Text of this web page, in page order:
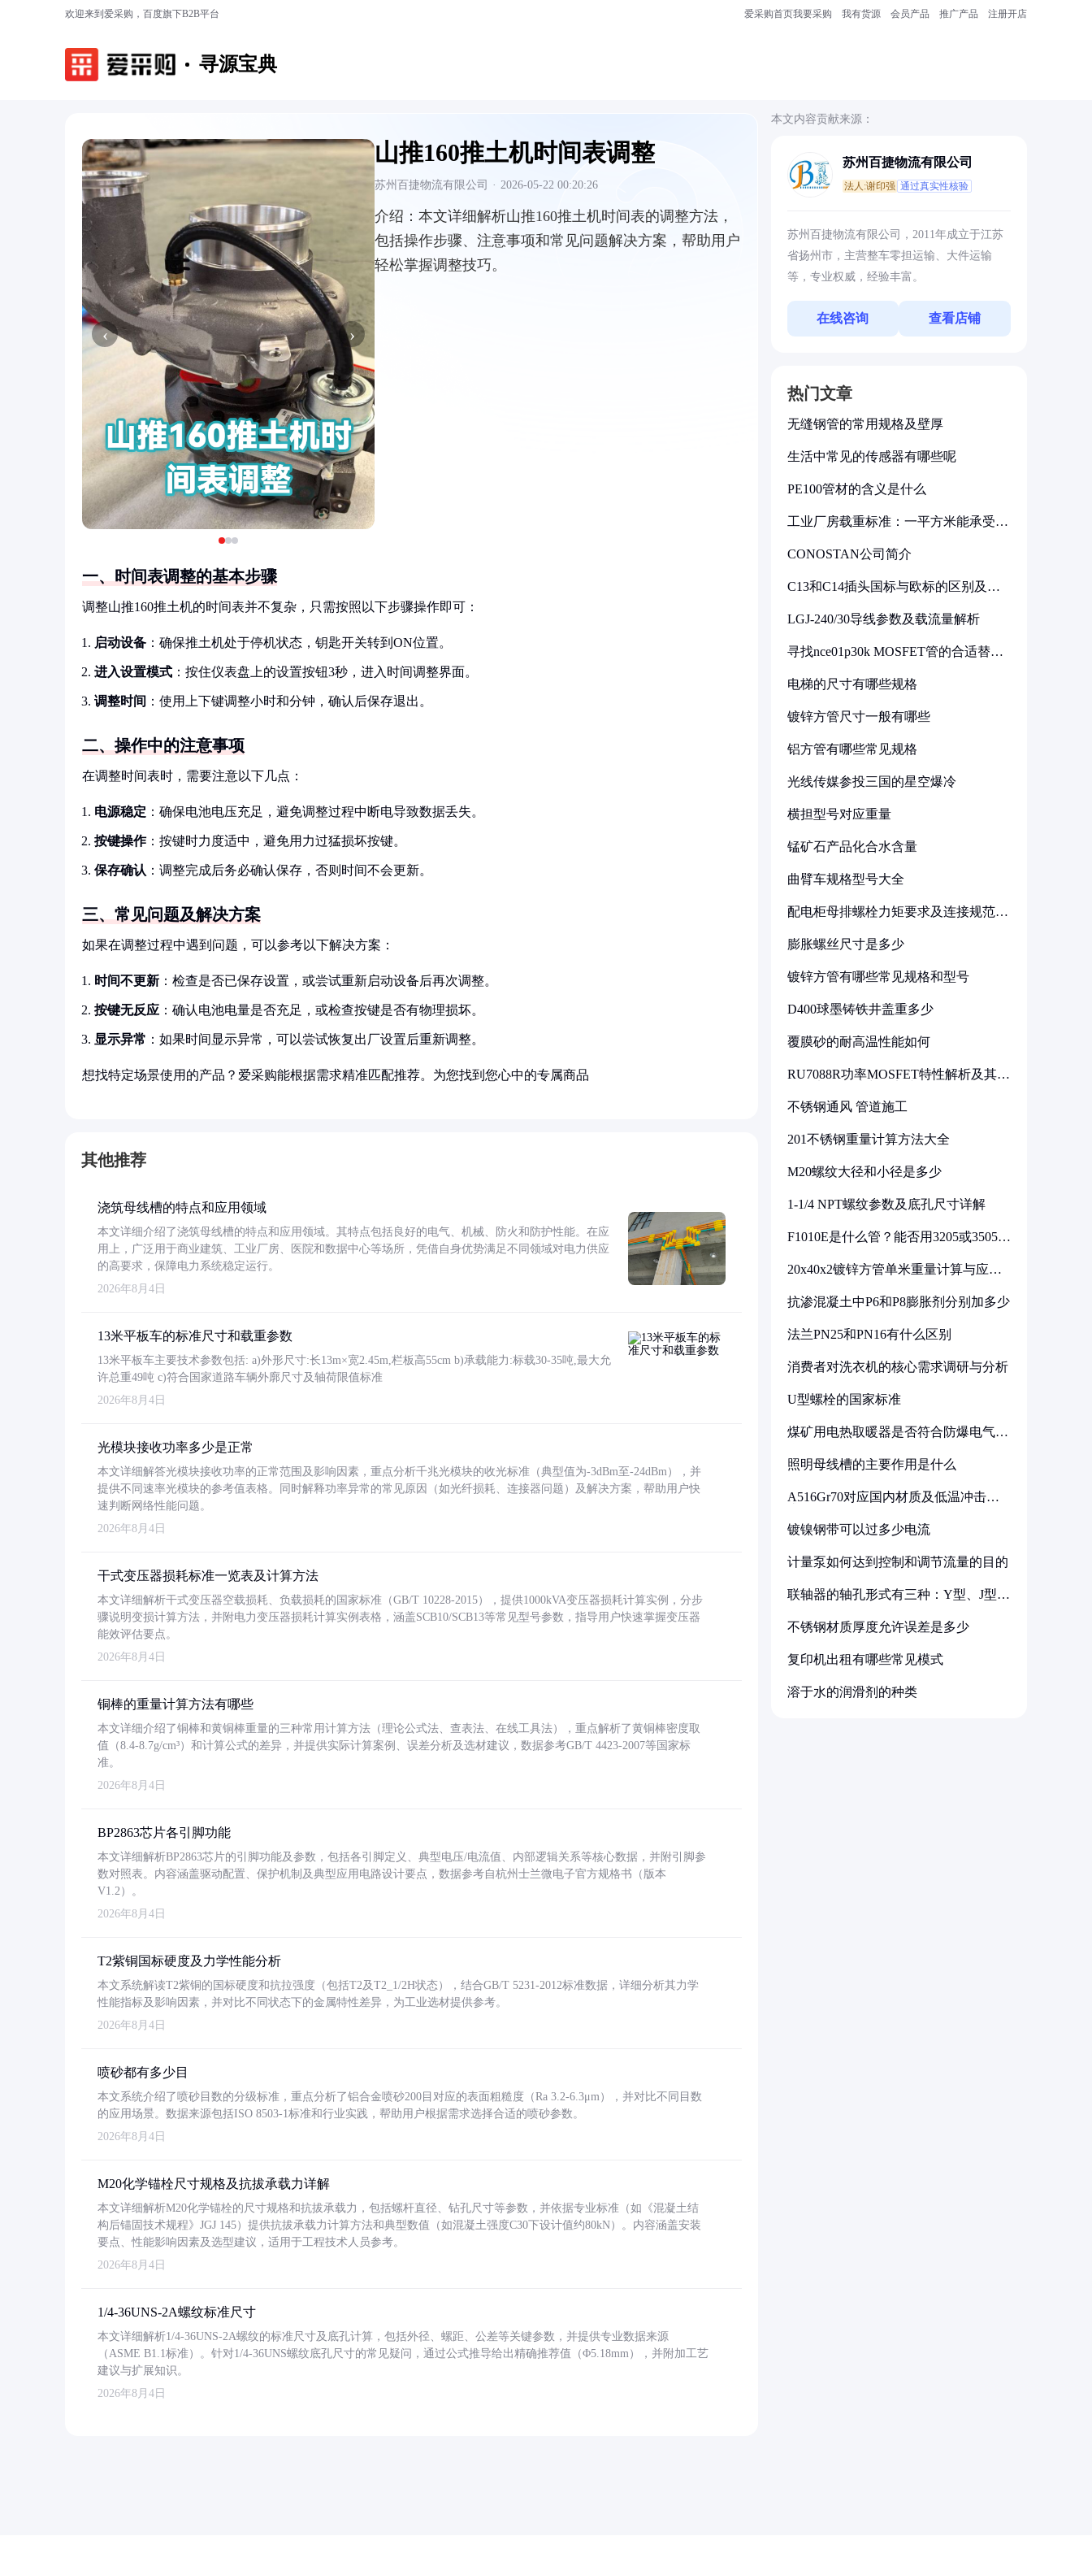
欢迎来到爱采购，百度旗下B2B平台 爱采购首页我要采购 我有货源 会员产品 推广产品 注册开店
寻源宝典
‹ ›
山推160推土机时间表调整
苏州百捷物流有限公司 · 2026-05-22 00:20:26
介绍： 本文详细解析山推160推土机时间表的调整方法，
包括操作步骤、注意事项和常见问题解决方案，帮助用户
轻松掌握调整技巧。
一、时间表调整的基本步骤
调整山推160推土机的时间表并不复杂，只需按照以下步骤操作即可：
启动设备 ：确保推土机处于停机状态，钥匙开关转到ON位置。
进入设置模式 ：按住仪表盘上的设置按钮3秒，进入时间调整界面。
调整时间 ：使用上下键调整小时和分钟，确认后保存退出。
二、操作中的注意事项
在调整时间表时，需要注意以下几点：
电源稳定 ：确保电池电压充足，避免调整过程中断电导致数据丢失。
按键操作：按键时力度适中，避免用力过猛损坏按键。
保存确认 ：调整完成后务必确认保存，否则时间不会更新。
三、常见问题及解决方案
如果在调整过程中遇到问题，可以参考以下解决方案：
时间不更新 ：检查是否已保存设置，或尝试重新启动设备后再次调整。
按键无反应 ：确认电池电量是否充足，或检查按键是否有物理损坏。
显示异常 ：如果时间显示异常，可以尝试恢复出厂设置后重新调整。
想找特定场景使用的产品？爱采购能根据需求精准匹配推荐。为您找到您心中的专属商品
其他推荐
浇筑母线槽的特点和应用领域
本文详细介绍了浇筑母线槽的特点和应用领域。其特点包括良好的电气、机械、防火和防护性能。在应
用上，广泛用于商业建筑、工业厂房、医院和数据中心等场所，凭借自身优势满足不同领域对电力供应
的高要求，保障电力系统稳定运行。
2026年8月4日
13米平板车的标准尺寸和载重参数
13米平板车主要技术参数包括: a)外形尺寸:长13m×宽2.45m,栏板高55cm b)承载能力:标载30-35吨,最大允
许总重49吨 c)符合国家道路车辆外廓尺寸及轴荷限值标准
2026年8月4日
光模块接收功率多少是正常
本文详细解答光模块接收功率的正常范围及影响因素，重点分析千兆光模块的收光标准（典型值为-3dBm至-24dBm），并
提供不同速率光模块的参考值表格。同时解释功率异常的常见原因（如光纤损耗、连接器问题）及解决方案，帮助用户快
速判断网络性能问题。
2026年8月4日
干式变压器损耗标准一览表及计算方法
本文详细解析干式变压器空载损耗、负载损耗的国家标准（GB/T 10228-2015），提供1000kVA变压器损耗计算实例，分步
骤说明变损计算方法，并附电力变压器损耗计算实例表格，涵盖SCB10/SCB13等常见型号参数，指导用户快速掌握变压器
能效评估要点。
2026年8月4日
铜棒的重量计算方法有哪些
本文详细介绍了铜棒和黄铜棒重量的三种常用计算方法（理论公式法、查表法、在线工具法），重点解析了黄铜棒密度取
值（8.4-8.7g/cm³）和计算公式的差异，并提供实际计算案例、误差分析及选材建议，数据参考GB/T 4423-2007等国家标
准。
2026年8月4日
BP2863芯片各引脚功能
本文详细解析BP2863芯片的引脚功能及参数，包括各引脚定义、典型电压/电流值、内部逻辑关系等核心数据，并附引脚参
数对照表。内容涵盖驱动配置、保护机制及典型应用电路设计要点，数据参考自杭州士兰微电子官方规格书（版本
V1.2）。
2026年8月4日
T2紫铜国标硬度及力学性能分析
本文系统解读T2紫铜的国标硬度和抗拉强度（包括T2及T2_1/2H状态），结合GB/T 5231-2012标准数据，详细分析其力学
性能指标及影响因素，并对比不同状态下的金属特性差异，为工业选材提供参考。
2026年8月4日
喷砂都有多少目
本文系统介绍了喷砂目数的分级标准，重点分析了铝合金喷砂200目对应的表面粗糙度（Ra 3.2-6.3μm），并对比不同目数
的应用场景。数据来源包括ISO 8503-1标准和行业实践，帮助用户根据需求选择合适的喷砂参数。
2026年8月4日
M20化学锚栓尺寸规格及抗拔承载力详解
本文详细解析M20化学锚栓的尺寸规格和抗拔承载力，包括螺杆直径、钻孔尺寸等参数，并依据专业标准（如《混凝土结
构后锚固技术规程》JGJ 145）提供抗拔承载力计算方法和典型数值（如混凝土强度C30下设计值约80kN）。内容涵盖安装
要点、性能影响因素及选型建议，适用于工程技术人员参考。
2026年8月4日
1/4-36UNS-2A螺纹标准尺寸
本文详细解析1/4-36UNS-2A螺纹的标准尺寸及底孔计算，包括外径、螺距、公差等关键参数，并提供专业数据来源
（ASME B1.1标准）。针对1/4-36UNS螺纹底孔尺寸的常见疑问，通过公式推导给出精确推荐值（Φ5.18mm），并附加工艺
建议与扩展知识。
2026年8月4日
本文内容贡献来源：
苏州百捷物流有限公司
法人:谢印强 通过真实性核验
苏州百捷物流有限公司，2011年成立于江苏
省扬州市，主营整车零担运输、大件运输
等，专业权威，经验丰富。
在线咨询 查看店铺
热门文章
无缝钢管的常用规格及壁厚
生活中常见的传感器有哪些呢
PE100管材的含义是什么
工业厂房载重标准：一平方米能承受多
CONOSTAN公司简介
C13和C14插头国标与欧标的区别及其
LGJ-240/30导线参数及载流量解析
寻找nce01p30k MOSFET管的合适替代
电梯的尺寸有哪些规格
镀锌方管尺寸一般有哪些
铝方管有哪些常见规格
光线传媒参投三国的星空爆冷
横担型号对应重量
锰矿石产品化合水含量
曲臂车规格型号大全
配电柜母排螺栓力矩要求及连接规范详
膨胀螺丝尺寸是多少
镀锌方管有哪些常见规格和型号
D400球墨铸铁井盖重多少
覆膜砂的耐高温性能如何
RU7088R功率MOSFET特性解析及其在
不锈钢通风 管道施工
201不锈钢重量计算方法大全
M20螺纹大径和小径是多少
1-1/4 NPT螺纹参数及底孔尺寸详解
F1010E是什么管？能否用3205或3505代
20x40x2镀锌方管单米重量计算与应用
抗渗混凝土中P6和P8膨胀剂分别加多少
法兰PN25和PN16有什么区别
消费者对洗衣机的核心需求调研与分析
U型螺栓的国家标准
煤矿用电热取暖器是否符合防爆电气设
照明母线槽的主要作用是什么
A516Gr70对应国内材质及低温冲击要
镀镍钢带可以过多少电流
计量泵如何达到控制和调节流量的目的
联轴器的轴孔形式有三种：Y型、J型、
不锈钢材质厚度允许误差是多少
复印机出租有哪些常见模式
溶于水的润滑剂的种类